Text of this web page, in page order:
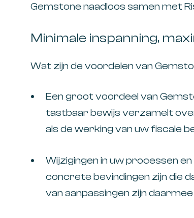
Gemstone naadloos samen met
Minimale inspanning,
Wat zijn de voordelen van
Een groot voordeel van
tastbaar bewijs verzamelt
als de werking van uw fiscale
Wijzigingen in uw processen
concrete bevindingen zijn die
van aanpassingen zijn